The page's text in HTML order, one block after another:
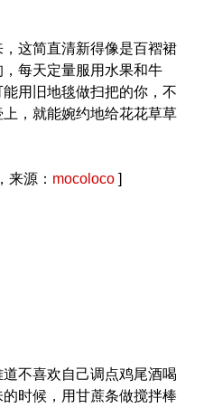
这简直清新得像是百褶裙
每天定量服用水果和牛
用旧地毯做扫把的你，不
，就能婉约地给花花草草
来源： mocoloco]
不喜欢自己调点鸡尾酒喝
时候，用甘蔗条做搅拌棒